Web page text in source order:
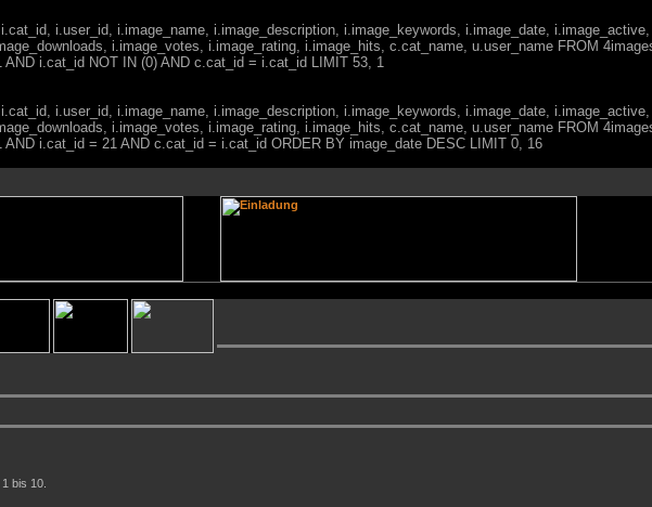
i.user_id, i.image_name, i.image_description, i.image_keywords, i.image_date,
i.image_votes, i.image_rating, i.image_hits, c.cat_name, u.user_name FROM
i.cat_id NOT IN (0) AND c.cat_id = i.cat_id LIMIT 53, 1
i.user_id, i.image_name, i.image_description, i.image_keywords, i.image_date,
i.image_votes, i.image_rating, i.image_hits, c.cat_name, u.user_name FROM
i.cat_id = 21 AND c.cat_id = i.cat_id ORDER BY image_date DESC LIMIT 0, 16
bis 10.